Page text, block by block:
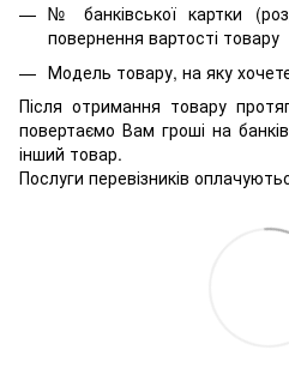
№ банківської картки
повернення вартості товару
Модель товару, на яку
Після отримання товару
повертаємо Вам гроші на
інший товар.
Послуги перевізників